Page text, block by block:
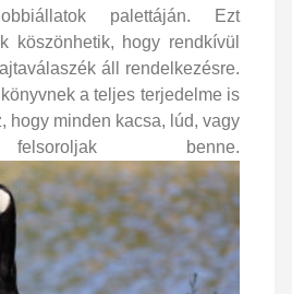
palettáján. Ezt
köszönhetik, hogy rendkívül
áll rendelkezésre.
a teljes terjedelme is
hogy minden kacsa, lúd, vagy
benne.